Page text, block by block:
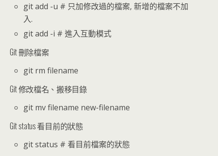
git add -u # 只加修改過的檔案, 新增的檔案不加
入.
git add -i # 進入互動模式
Git 刪除檔案
git rm filename
Git 修改檔名、搬移目錄
git mv filename new-filename
Git status 看目前的狀態
git status # 看目前檔案的狀態